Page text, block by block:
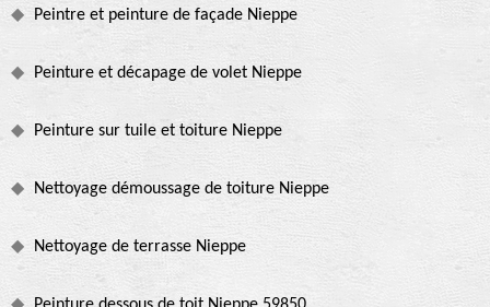
Peintre et peinture de façade Nieppe
Peinture et décapage de volet Nieppe
Peinture sur tuile et toiture Nieppe
Nettoyage démoussage de toiture Nieppe
Nettoyage de terrasse Nieppe